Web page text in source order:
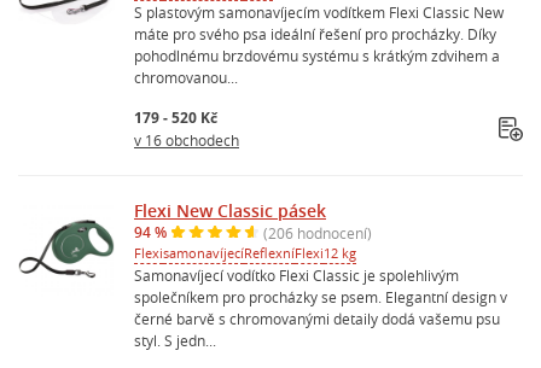
S plastovým samonavíjecím vodítkem Flexi Classic New
máte pro svého psa ideální řešení pro procházky. Díky
pohodlnému brzdovému systému s krátkým zdvihem a
chromovanou...
179 - 520 Kč
v 16 obchodech
Flexi New Classic pásek
94 % (206 hodnocení)
FlexisamonavíjecíReflexníFlexi12 kg
Samonavíjecí vodítko Flexi Classic je spolehlivým
společníkem pro procházky se psem. Elegantní design v
černé barvě s chromovanými detaily dodá vašemu psu
styl. S jedn...